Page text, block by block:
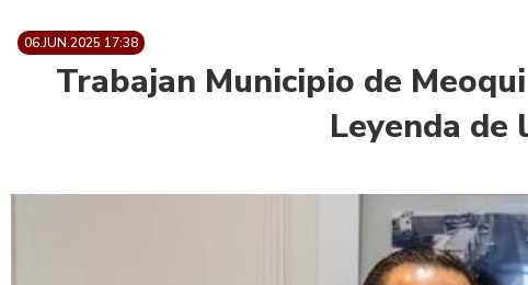
06.JUN.2025 17:38
Trabajan Municipio de
Leyenda de